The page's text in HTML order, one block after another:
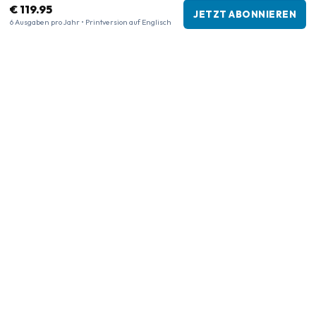
€ 119.95
6 Ausgaben pro Jahr • Printversion auf Englisch
JETZT ABONNIEREN
Unternehmensinformationen